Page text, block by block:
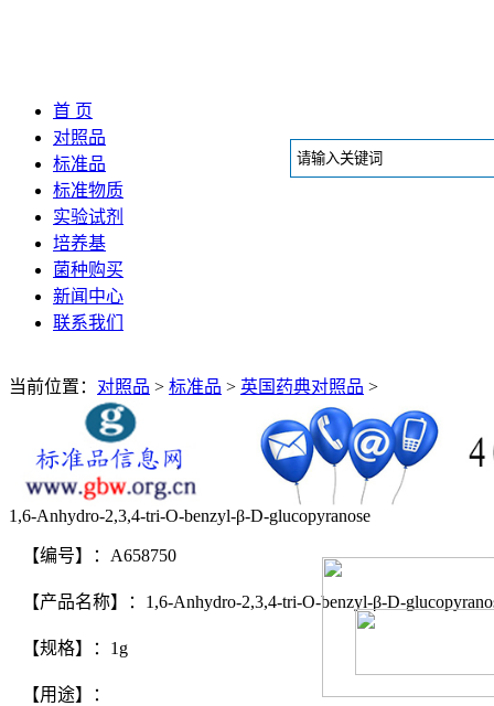
首 页
对照品
标准品
标准物质
实验试剂
培养基
菌种购买
新闻中心
联系我们
当前位置： 对照品 > 标准品 > 英国药典对照品 >
1,6-Anhydro-2,3,4-tri-O-benzyl-β-D-glucopyranose
【编号】：A658750
【产品名称】：1,6-Anhydro-2,3,4-tri-O-benzyl-β-D-
【规格】：1g
【用途】：